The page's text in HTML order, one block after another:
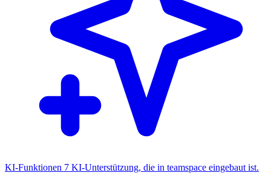
KI-Funktionen 7 KI-Unterstützung, die in teamspace eingebaut ist.